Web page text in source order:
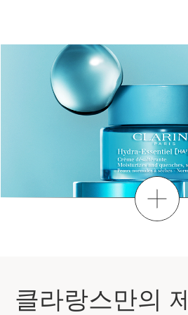
원-스텝 클렌저 30ml
메이크업 클렌징부터 각
텝 젠틀 클렌저
1 item
더보기
클라랑스만의